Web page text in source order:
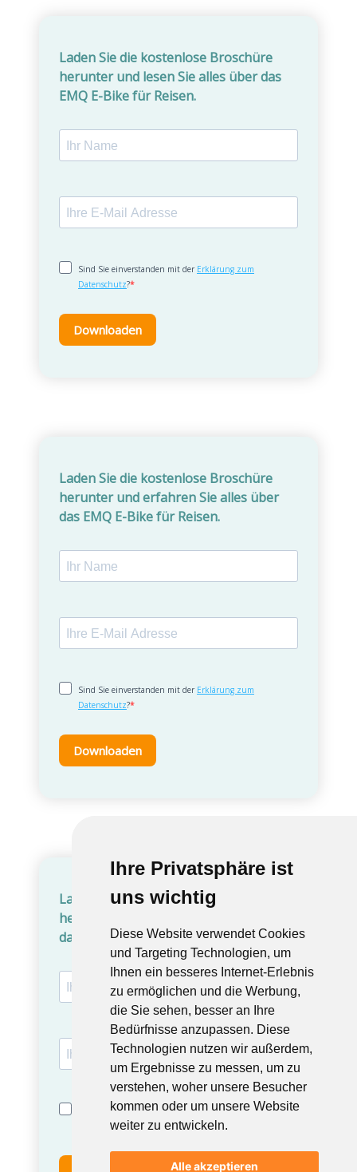
Ihre Privatsphäre ist
uns wichtig
Diese Website verwendet Cookies
und Targeting Technologien, um
Ihnen ein besseres Internet-Erlebnis
zu ermöglichen und die Werbung,
die Sie sehen, besser an Ihre
Bedürfnisse anzupassen. Diese
Technologien nutzen wir außerdem,
um Ergebnisse zu messen, um zu
verstehen, woher unsere Besucher
kommen oder um unsere Website
weiter zu entwickeln.
Alle akzeptieren
Ihre Privatsphäre ist
uns wichtig
Diese Website verwendet Cookies
und Targeting Technologien, um
Ihnen ein besseres Internet-Erlebnis
zu ermöglichen und die Werbung,
die Sie sehen, besser an Ihre
Bedürfnisse anzupassen. Diese
Technologien nutzen wir außerdem,
um Ergebnisse zu messen, um zu
verstehen, woher unsere Besucher
kommen oder um unsere Website
weiter zu entwickeln.
Alle akzeptieren